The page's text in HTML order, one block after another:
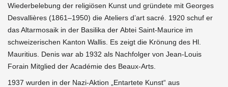
Wiederbelebung der religiösen Kunst und gründete mit Georges
Desvallières (1861–1950) die Ateliers d’art sacré. 1920 schuf er
das Altarmosaik in der Basilika der Abtei Saint-Maurice im
schweizerischen Kanton Wallis. Es zeigt die Krönung des Hl.
Mauritius. Denis war ab 1932 als Nachfolger von Jean-Louis
Forain Mitglied der Académie des Beaux-Arts.
1937 wurden in der Nazi-Aktion „Entartete Kunst“ aus